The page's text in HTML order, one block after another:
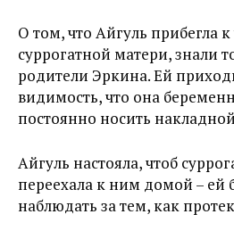
О том, что Айгуль прибегла к
суррогатной матери, знали
родители Эркина. Ей
видимость, что она
постоянно носить
Айгуль настояла, чтоб
переехала к ним домой – ей
наблюдать за тем, как